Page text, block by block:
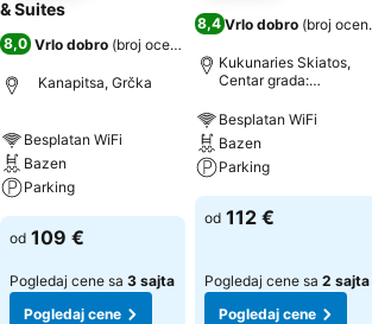
& Suites
8,0 Vrlo dobro (broj ocena: 458
Kanapitsa, Grčka
Besplatan WiFi
Bazen
Parking
od 109 €
Pogledaj cene sa 3 sajta
Pogledaj cene
8,4Vrlo dobro (broj
Kukunaries Skiatos,
Centar grada:
Besplatan WiFi
Bazen
Parking
od 112 €
Pogledaj cene sa 2 sajta
Pogledaj cene